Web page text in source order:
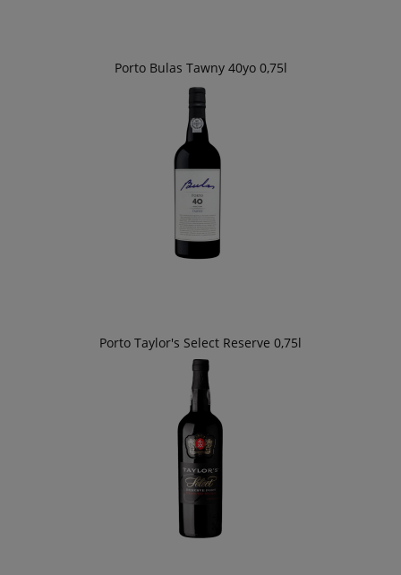
Porto Bulas Tawny 40yo 0,75l
Porto Taylor's Select Reserve 0,75l